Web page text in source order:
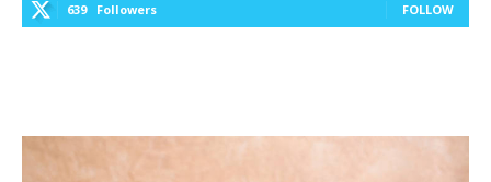
639 Followers FOLLOW